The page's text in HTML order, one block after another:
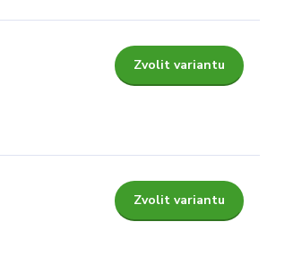
Zvolit variantu
Zvolit variantu